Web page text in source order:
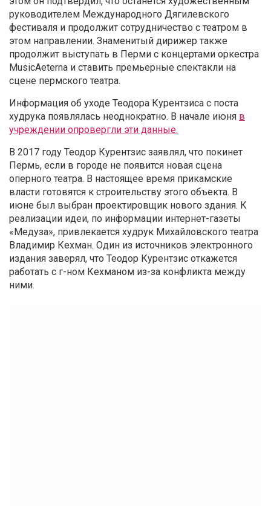
руководителем Международного Дягилевского
фестиваля и продолжит сотрудничество с театром в
этом направлении. Знаменитый дирижер также
продолжит выступать в Перми с концертами оркестра
MusicAeterna и ставить премьерные спектакли на
сцене пермского театра.
Информация об уходе Теодора Курентзиса с поста
худрука появлялась неоднократно. В начале июня в
учреждении опровергли эти данные.
В 2017 году Теодор Курентзис заявлял, что покинет
Пермь, если в городе не появится новая сцена
оперного театра. В настоящее время прикамские
власти готовятся к строительству этого объекта. В
июне был выбран проектировщик нового здания. К
реализации идеи, по информации интернет-газеты
«Медуза», привлекается худрук Михайловского театра
Владимир Кехман. Один из источников электронного
издания заверял, что Теодор Курентзис откажется
работать с г-ном Кехманом из-за конфликта между
ними.